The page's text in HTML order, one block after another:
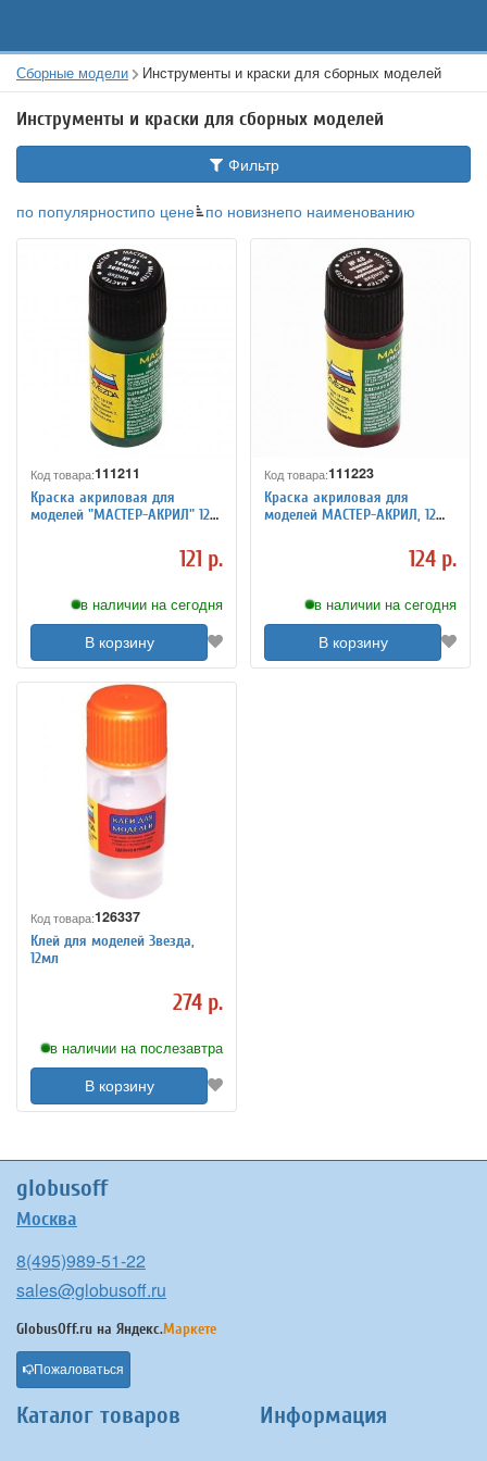
Сборные модели Инструменты и краски для сборных моделей
Инструменты и краски для сборных моделей
Фильтр
по популярностипо цене по новизнепо наименованию
Код товара:111211
Краска акриловая для
моделей "МАСТЕР-АКРИЛ" 12
121 р.
в наличии на сегодня
В корзину
Код товара:111223
Краска акриловая для
моделей МАСТЕР-АКРИЛ, 12
(немецкий), Звезда, 48-МАКР
124 р.
в наличии на сегодня
В корзину
Код товара:126337
Клей для моделей Звезда,
12мл
274 р.
в наличии на послезавтра
В корзину
globusoff
Москва
8(495)989-51-22
sales@globusoff.ru
GlobusOff.ru на Яндекс.Маркете
Пожаловаться
Каталог товаров Информация